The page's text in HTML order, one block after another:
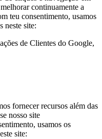
continuamente a
teu consentimento, usamos
neste site:
de Clientes do Google,
fornecer recursos além das
nosso site
usamos os
site: